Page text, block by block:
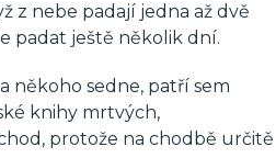
z nebe padají jedna až dvě
padat ještě několik dní.
někoho sedne, patří sem
knihy mrtvých,
protože na chodbě určitě